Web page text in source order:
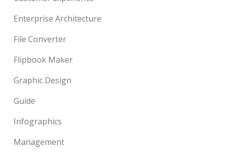
Enterprise Architecture
File Converter
Flipbook Maker
Graphic Design
Guide
Infographics
Management